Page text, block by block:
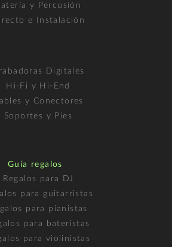
y Percusión
e Instalación
Digitales
Hi-Fi y Hi-End
y Conectores
Soportes y Pies
Guía regalos
Regalos para DJ
para guitarristas
para pianistas
para bateristas
para violinistas